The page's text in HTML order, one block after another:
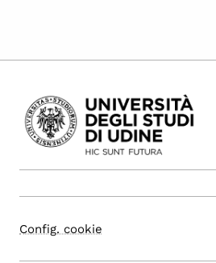
Config. cookie